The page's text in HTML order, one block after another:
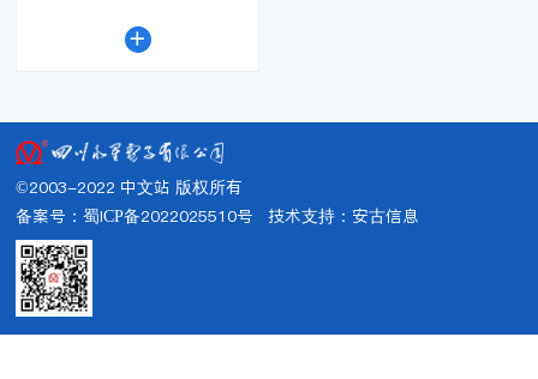

©2003-2022 中文站 版权所有
备案号：蜀ICP备2022025510号 技术支持： 安古信息